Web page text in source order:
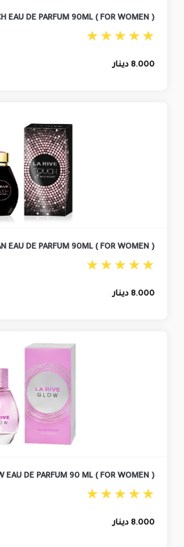
EAU DE PARFUM 90ML ( FOR WOMEN )
8.000 دينار
EAU DE PARFUM 90ML ( FOR WOMEN )
8.000 دينار
EAU DE PARFUM 90 ML ( FOR WOMEN )
8.000 دينار